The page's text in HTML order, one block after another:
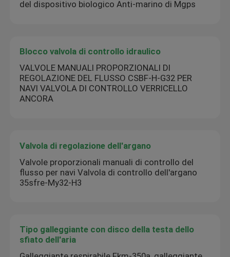
del dispositivo biologico Anti-marino di Mgps
Blocco valvola di controllo idraulico
VALVOLE MANUALI PROPORZIONALI DI
REGOLAZIONE DEL FLUSSO CSBF-H-G32 PER
NAVI VALVOLA DI CONTROLLO VERRICELLO
ANCORA
Valvola di regolazione dell'argano
Valvole proporzionali manuali di controllo del
flusso per navi Valvola di controllo dell'argano
35sfre-My32-H3
Tipo galleggiante con disco della testa dello
sfiato dell'aria